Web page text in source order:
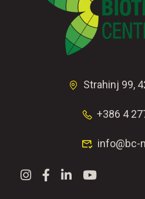
Strahinj 99,
+386 4
info@bc-